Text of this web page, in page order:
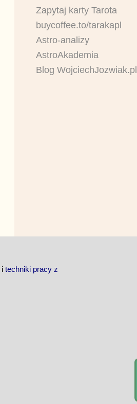
Zapytaj karty Tarota
buycoffee.to/tarakapl
Astro-analizy
AstroAkademia
Blog WojciechJozwiak.pl
i techniki pracy z